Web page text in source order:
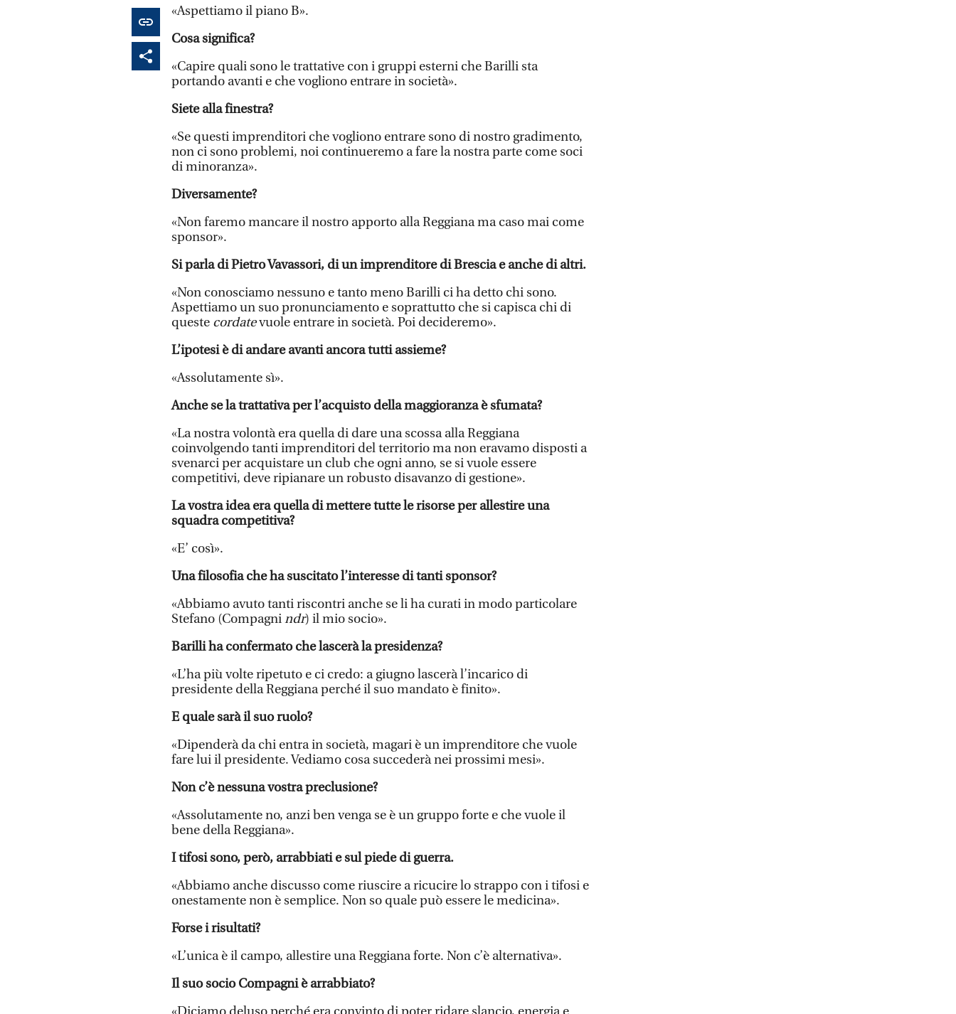
«Aspettiamo il piano B».
Cosa significa?
«Capire quali sono le trattative con i gruppi esterni che Barilli sta
portando avanti e che vogliono entrare in società».
Siete alla finestra?
«Se questi imprenditori che vogliono entrare sono di nostro gradimento,
non ci sono problemi, noi continueremo a fare la nostra parte come soci
di minoranza».
Diversamente?
«Non faremo mancare il nostro apporto alla Reggiana ma caso mai come
sponsor».
Si parla di Pietro Vavassori, di un imprenditore di Brescia e anche di altri.
«Non conosciamo nessuno e tanto meno Barilli ci ha detto chi sono.
Aspettiamo un suo pronunciamento e soprattutto che si capisca chi di
queste cordatevuole entrare in società. Poi decideremo».
L’ipotesi è di andare avanti ancora tutti assieme?
«Assolutamente sì».
Anche se la trattativa per l’acquisto della maggioranza è sfumata?
«La nostra volontà era quella di dare una scossa alla Reggiana
coinvolgendo tanti imprenditori del territorio ma non eravamo disposti a
svenarci per acquistare un club che ogni anno, se si vuole essere
competitivi, deve ripianare un robusto disavanzo di gestione».
La vostra idea era quella di mettere tutte le risorse per allestire una
squadra competitiva?
«E’ così».
Una filosofia che ha suscitato l’interesse di tanti sponsor?
«Abbiamo avuto tanti riscontri anche se li ha curati in modo particolare
Stefano (Compagnindr) il mio socio».
Barilli ha confermato che lascerà la presidenza?
«L’ha più volte ripetuto e ci credo: a giugno lascerà l’incarico di
presidente della Reggiana perché il suo mandato è finito».
E quale sarà il suo ruolo?
«Dipenderà da chi entra in società, magari è un imprenditore che vuole
fare lui il presidente. Vediamo cosa succederà nei prossimi mesi».
Non c’è nessuna vostra preclusione?
«Assolutamente no, anzi ben venga se è un gruppo forte e che vuole il
bene della Reggiana».
I tifosi sono, però, arrabbiati e sul piede di guerra.
«Abbiamo anche discusso come riuscire a ricucire lo strappo con i tifosi e
onestamente non è semplice. Non so quale può essere le medicina».
Forse i risultati?
«L’unica è il campo, allestire una Reggiana forte. Non c’è alternativa».
Il suo socio Compagni è arrabbiato?